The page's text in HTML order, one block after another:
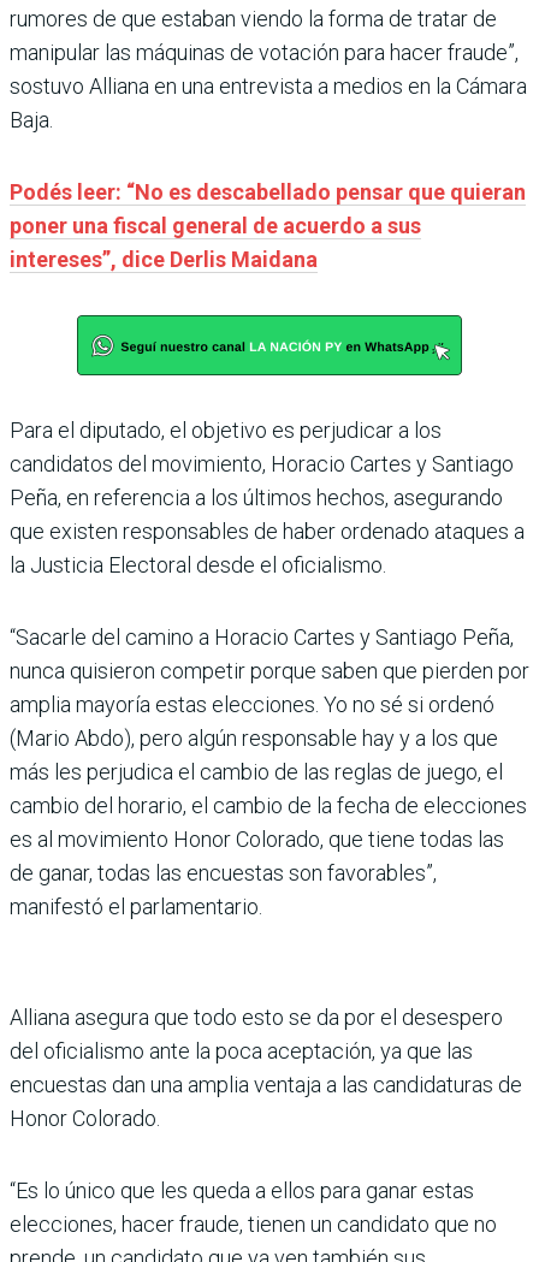
rumores de que estaban viendo la forma de tratar de
manipular las máquinas de votación para hacer fraude”,
sostuvo Alliana en una entrevista a medios en la Cámara
Baja.
Podés leer: “No es descabellado pensar que quieran
poner una fiscal general de acuerdo a sus
intereses”, dice Derlis Maidana
Para el diputado, el objetivo es perjudicar a los
candidatos del movimiento, Horacio Cartes y Santiago
Peña, en referencia a los últimos hechos, asegurando
que existen responsables de haber ordenado ataques a
la Justicia Electoral desde el oficialismo.
“Sacarle del camino a Horacio Cartes y Santiago Peña,
nunca quisieron competir porque saben que pierden por
amplia mayoría estas elecciones. Yo no sé si ordenó
(Mario Abdo), pero algún responsable hay y a los que
más les perjudica el cambio de las reglas de juego, el
cambio del horario, el cambio de la fecha de elecciones
es al movimiento Honor Colorado, que tiene todas las
de ganar, todas las encuestas son favorables”,
manifestó el parlamentario.
Alliana asegura que todo esto se da por el desespero
del oficialismo ante la poca aceptación, ya que las
encuestas dan una amplia ventaja a las candidaturas de
Honor Colorado.
“Es lo único que les queda a ellos para ganar estas
elecciones, hacer fraude, tienen un candidato que no